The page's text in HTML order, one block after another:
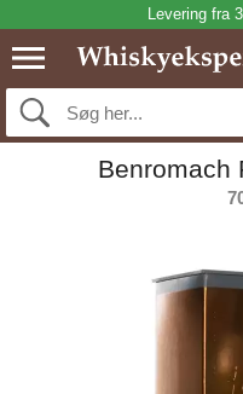
Levering fra
Benromach